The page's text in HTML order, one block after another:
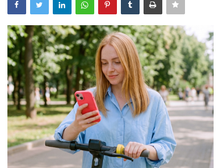
Технологии
Спорт
Туризм
Недвижимость
Авто
Здоровье